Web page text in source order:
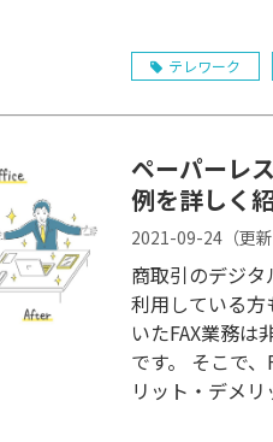
テレワーク
ペーパーレ
例を詳しく
2021-09-24 （更
商取引のデジタ
利用している方
いたFAX業務は
です。 そこで
リット・デメ
ペーパーレス